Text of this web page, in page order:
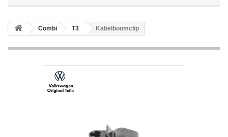
Combi T3 Kabelboomclip